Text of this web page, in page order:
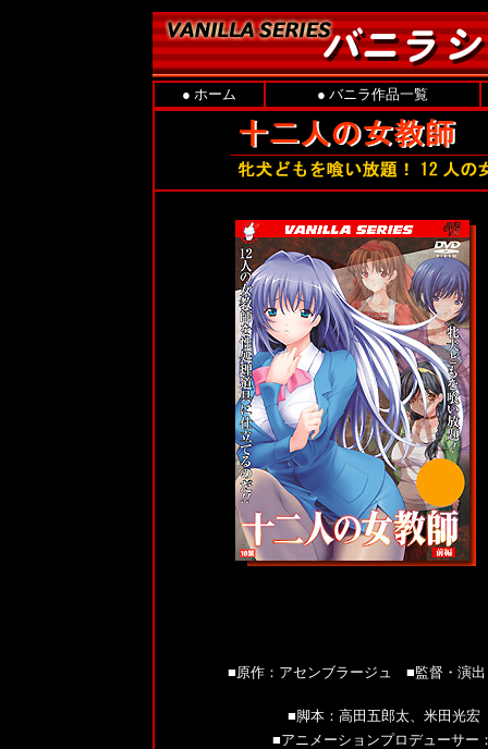
● ホーム ● バニラ作品一覧
■原作：アセンブラージュ ■監督・演
■脚本：高田五郎太、米田光宏
■アニメーションプロデューサー